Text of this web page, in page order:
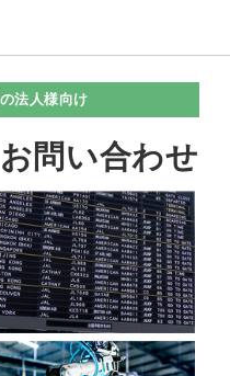
法人様向け
問い合わせ